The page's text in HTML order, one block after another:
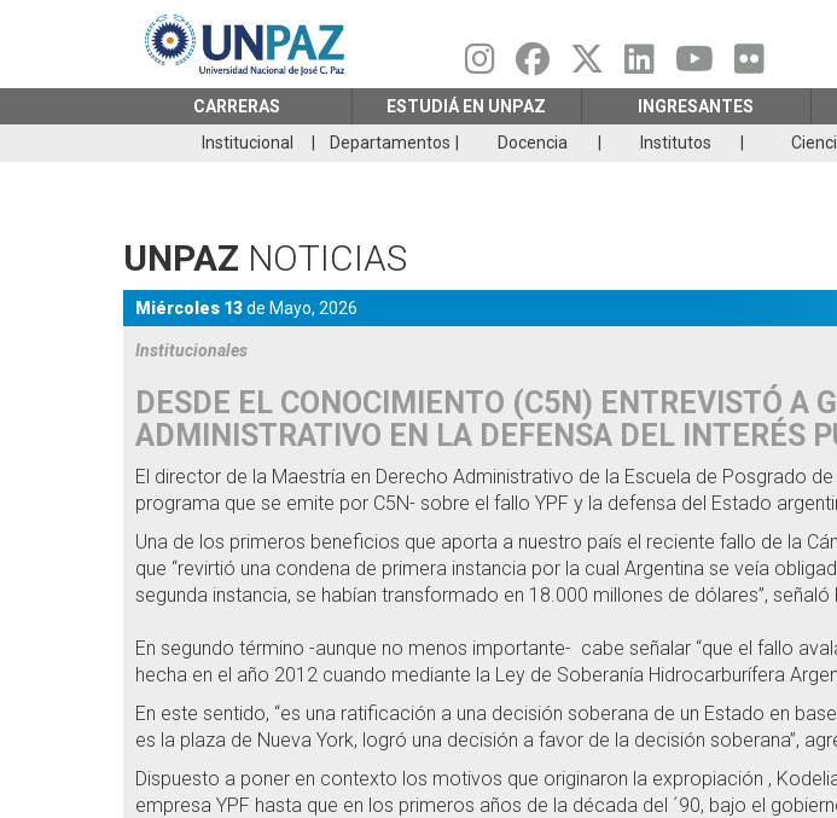
principal
CARRERAS
ESTUDIÁ EN UNPAZ INGRESANTES
Institucional
Departamentos Docencia Institutos
UNPAZ NOTICIAS
Miércoles 13de Mayo, 2026
Institucionales
DESDE EL CONOCIMIENTO (C5N) ENTREVISTÓ A
ADMINISTRATIVO EN LA DEFENSA DEL INTERÉS
El director de la Maestría en Derecho Administrativo de la Escuela de Posgrado
programa que se emite por C5N- sobre el fallo YPF y la defensa del Estado
Una de los primeros beneficios que aporta a nuestro país el reciente fallo de la
que “revirtió una condena de primera instancia por la cual Argentina se veía
segunda instancia, se habían transformado en 18.000 millones de dólares”, señaló
En segundo término -aunque no menos importante- cabe señalar “que el fallo
hecha en el año 2012 cuando mediante la Ley de Soberanía Hidrocarburífera
En este sentido, “es una ratificación a una decisión soberana de un Estado en
es la plaza de Nueva York, logró una decisión a favor de la decisión soberana”,
Dispuesto a poner en contexto los motivos que originaron la expropiación ,
empresa YPF hasta que en los primeros años de la década del ´90, bajo el